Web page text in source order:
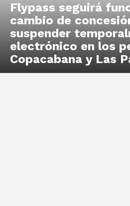
Flypass seguirá
cambio de
suspender
electrónico en los
Copacabana y Las